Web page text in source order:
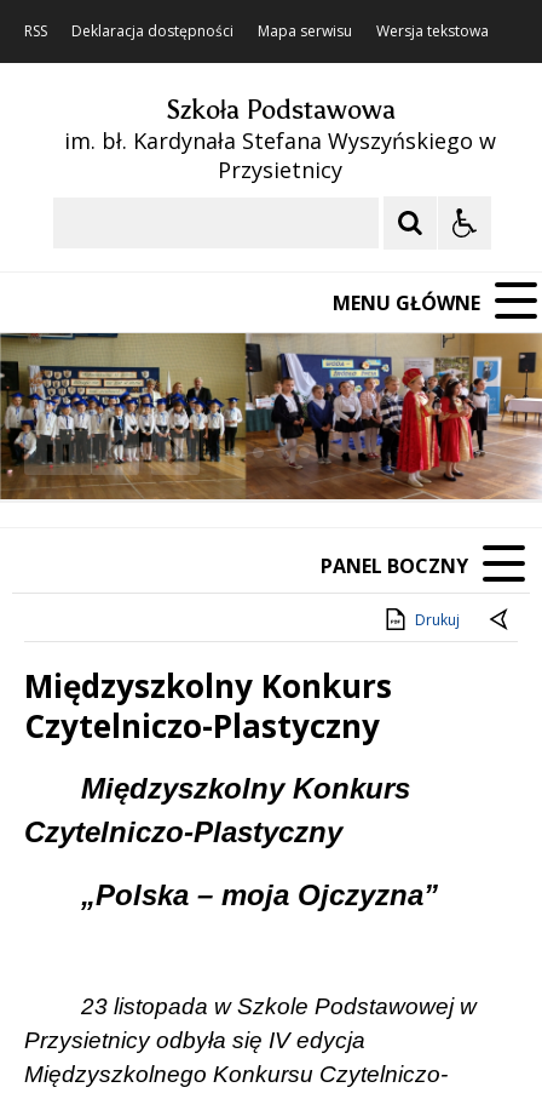
RSS Deklaracja dostępności Mapa serwisu Wersja tekstowa
Szkoła Podstawowa
im. bł. Kardynała Stefana Wyszyńskiego w
Przysietnicy
MENU GŁÓWNE
Poprzedni Element
Następny Element
❚❚
PANEL BOCZNY
Drukuj
Międzyszkolny Konkurs
Czytelniczo-Plastyczny
TreśćMiędzyszkolny Konkurs
Czytelniczo-Plastyczny
„Polska – moja Ojczyzna”
23 listopada w Szkole Podstawowej w
Przysietnicy odbyła się IV edycja
Międzyszkolnego Konkursu Czytelniczo-